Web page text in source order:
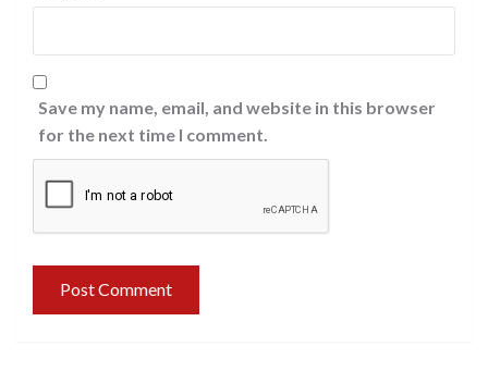
Save my name, email, and website in this browser
for the next time I comment.